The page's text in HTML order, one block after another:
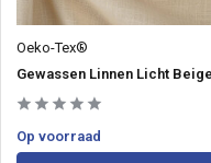
Oeko-Tex®
Gewassen Linnen Licht Beige
Op voorraad